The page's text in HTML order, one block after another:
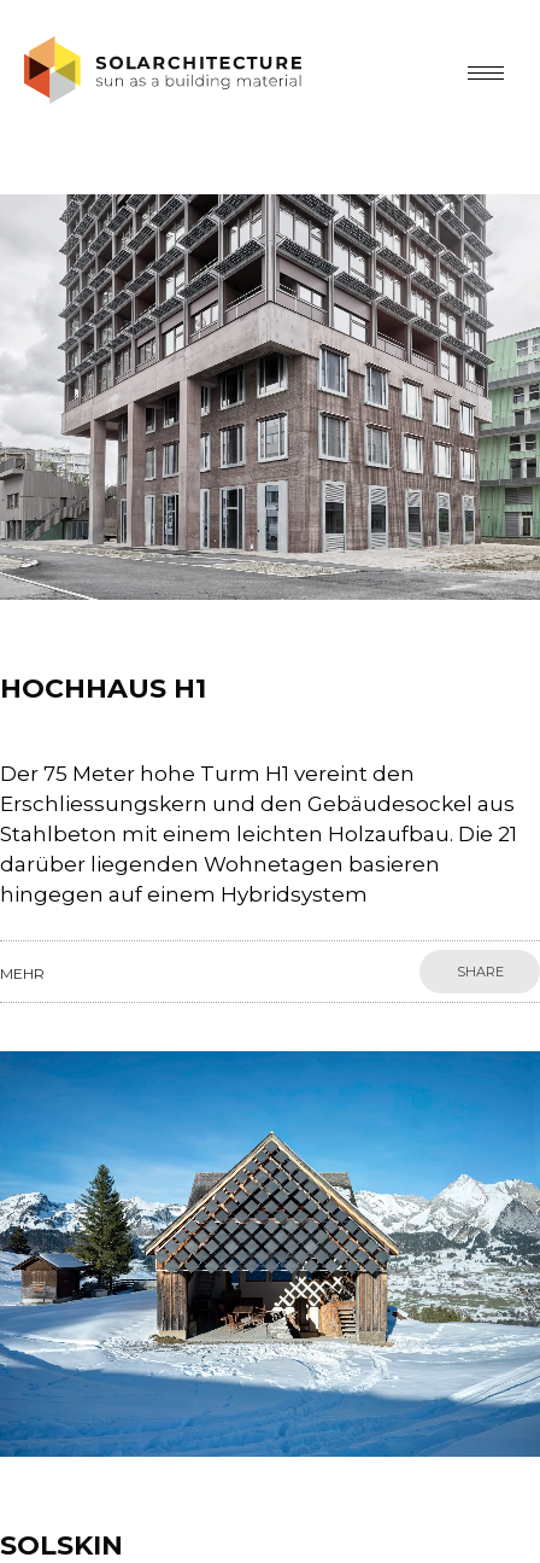
HOCHHAUS H1
Der 75 Meter hohe Turm H1 vereint den
Erschliessungskern und den Gebäudesockel aus
Stahlbeton mit einem leichten Holzaufbau. Die 21
darüber liegenden Wohnetagen basieren
hingegen auf einem Hybridsystem
MEHR SHARE
SOLSKIN